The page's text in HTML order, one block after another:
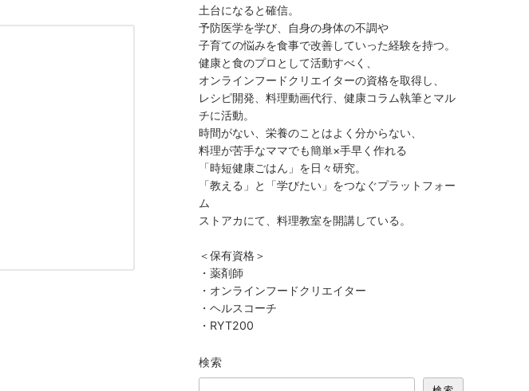
土台になると確信。
予防医学を学び、自身の身体の不調や
子育ての悩みを食事で改善していった経験を持つ。
健康と食のプロとして活動すべく、
オンラインフードクリエイターの資格を取得し、
レシピ開発、料理動画代行、健康コラム執筆とマル
チに活動。
時間がない、栄養のことはよく分からない、
料理が苦手なママでも簡単×手早く作れる
「時短健康ごはん」を日々研究。
「教える」と「学びたい」をつなぐプラットフォー
ム
ストアカにて、料理教室を開講している。
＜保有資格＞
・薬剤師
・オンラインフードクリエイター
・ヘルスコーチ
・RYT200
検索